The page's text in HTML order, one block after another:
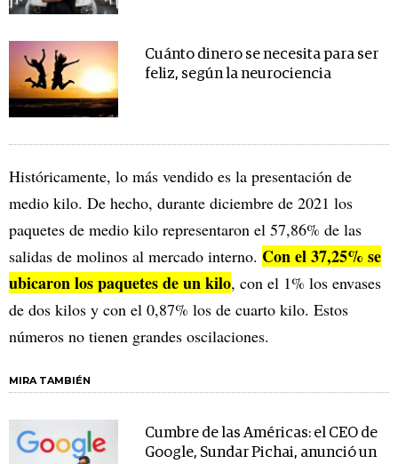
Cuánto dinero se necesita para ser
feliz, según la neurociencia
Históricamente, lo más vendido es la presentación de
medio kilo. De hecho, durante diciembre de 2021 los
paquetes de medio kilo representaron el 57,86% de las
salidas de molinos al mercado interno. Con el 37,25% se
ubicaron los paquetes de un kilo, con el 1% los envases
de dos kilos y con el 0,87% los de cuarto kilo. Estos
números no tienen grandes oscilaciones.
MIRA TAMBIÉN
Cumbre de las Américas: el CEO de
Google, Sundar Pichai, anunció un